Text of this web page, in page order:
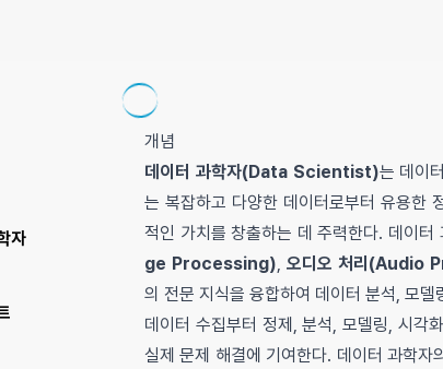
자
개념
데이터 과학자(Data Scientist)는 데이
는 복잡하고 다양한 데이터로부터 유용
적인 가치를 창출하는 데 주력한다. 데이
ge Processing), 오디오 처리(Audio
의 전문 지식을 융합하여 데이터 분석, 모
데이터 수집부터 정제, 분석, 모델링, 시각
실제 문제 해결에 기여한다. 데이터 과학자